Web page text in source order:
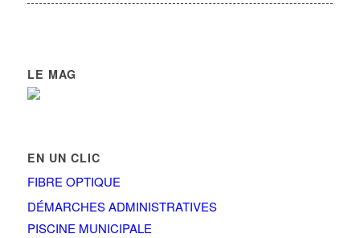
LE MAG
EN UN CLIC
FIBRE OPTIQUE
DÉMARCHES ADMINISTRATIVES
PISCINE MUNICIPALE